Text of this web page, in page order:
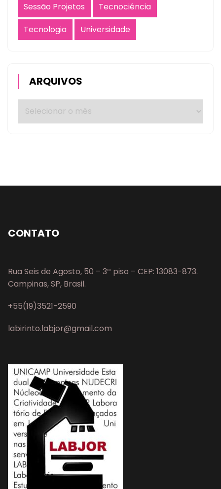
Sessão Projetos
Tecnociência
Tecnologia
Universidade
ARQUIVOS
CONTATO
Rua Seis de Agosto, 50 – 3º piso – CEP: 13083-873.
Campinas, SP, Brasil.
+55(19)3521-2590
labirinto.labjor@gmail.com